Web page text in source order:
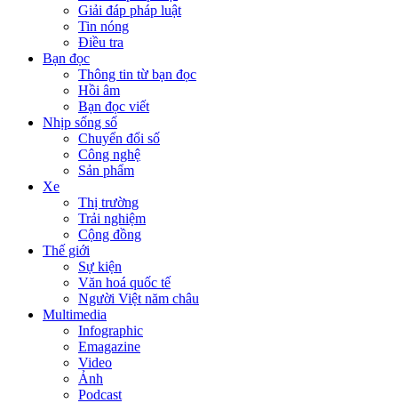
Giải đáp pháp luật
Tin nóng
Điều tra
Bạn đọc
Thông tin từ bạn đọc
Hồi âm
Bạn đọc viết
Nhịp sống số
Chuyển đổi số
Công nghệ
Sản phẩm
Xe
Thị trường
Trải nghiệm
Cộng đồng
Thế giới
Sự kiện
Văn hoá quốc tế
Người Việt năm châu
Multimedia
Infographic
Emagazine
Video
Ảnh
Podcast